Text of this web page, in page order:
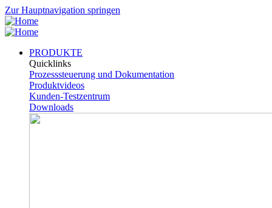
Zur Hauptnavigation springen
PRODUKTE
Quicklinks
Prozesssteuerung und Dokumentation
Produktvideos
Kunden-Testzentrum
Downloads